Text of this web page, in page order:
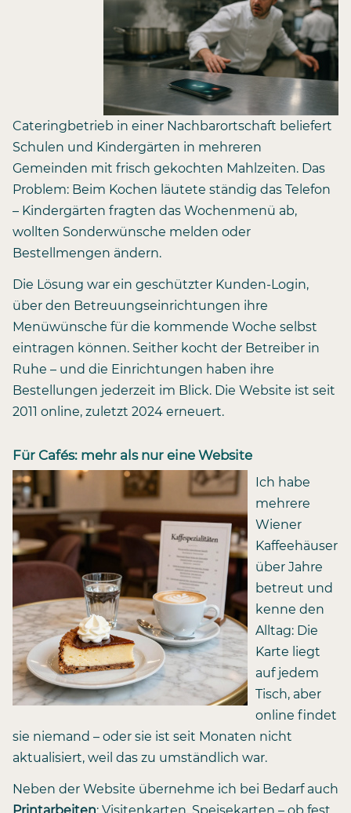
Cateringbetrieb in einer Nachbarortschaft beliefert
Schulen und Kindergärten in mehreren
Gemeinden mit frisch gekochten Mahlzeiten. Das
Problem: Beim Kochen läutete ständig das Telefon
– Kindergärten fragten das Wochenmenü ab,
wollten Sonderwünsche melden oder
Bestellmengen ändern.
Die Lösung war ein geschützter Kunden-Login,
über den Betreuungseinrichtungen ihre
Menüwünsche für die kommende Woche selbst
eintragen können. Seither kocht der Betreiber in
Ruhe – und die Einrichtungen haben ihre
Bestellungen jederzeit im Blick. Die Website ist seit
2011 online, zuletzt 2024 erneuert.
Für Cafés: mehr als nur eine Website
Ich habe
mehrere
Wiener
Kaffeehäuser
über Jahre
betreut und
kenne den
Alltag: Die
Karte liegt
auf jedem
Tisch, aber
online findet
sie niemand – oder sie ist seit Monaten nicht
aktualisiert, weil das zu umständlich war.
Neben der Website übernehme ich bei Bedarf auch